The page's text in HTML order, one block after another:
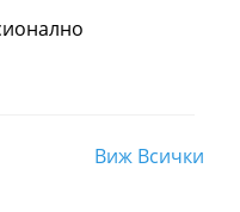
Виж Всички